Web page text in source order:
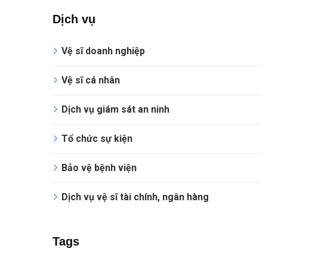
Dịch vụ
Vệ sĩ doanh nghiệp
Vệ sĩ cá nhân
Dịch vụ giám sát an ninh
Tổ chức sự kiện
Bảo vệ bệnh viện
Dịch vụ vệ sĩ tài chính, ngân hàng
Tags